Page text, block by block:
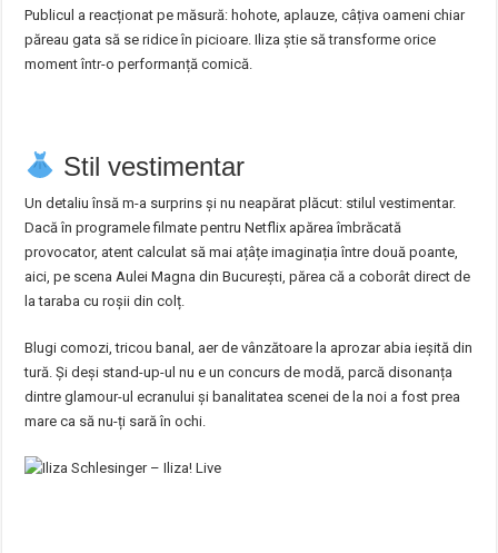
Publicul a reacționat pe măsură: hohote, aplauze, câțiva oameni chiar
păreau gata să se ridice în picioare. Iliza știe să transforme orice
moment într-o performanță comică.
Stil vestimentar
Un detaliu însă m-a surprins și nu neapărat plăcut: stilul vestimentar.
Dacă în programele filmate pentru Netflix apărea îmbrăcată
provocator, atent calculat să mai ațâțe imaginația între două poante,
aici, pe scena Aulei Magna din București, părea că a coborât direct de
la taraba cu roșii din colț.
Blugi comozi, tricou banal, aer de vânzătoare la aprozar abia ieșită din
tură. Și deși stand-up-ul nu e un concurs de modă, parcă disonanța
dintre glamour-ul ecranului și banalitatea scenei de la noi a fost prea
mare ca să nu-ți sară în ochi.